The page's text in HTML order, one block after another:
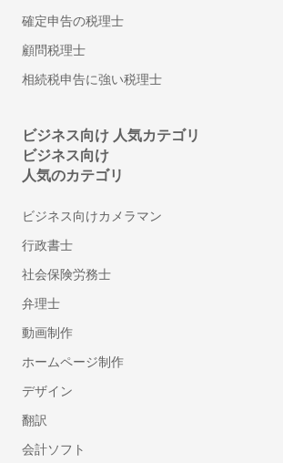
1on1ツール
ストレスチェックシステム
年末調整ソフト
人材派遣管理システム
アルコールチェックアプリ
離職防止・定着率向上ツール
360度評価・多面評価システム
社食サービス
採用代行・採用アウトソーシング(RPO)
人材紹介サービス(中途採用)
顧問紹介サービス
採用コンサルティング
ハラスメント対策サービス
プログラミング研修
確定申告の税理士
顧問税理士
相続税申告に強い税理士
ビジネス向け 人気カテゴリ
ビジネス向け
人気のカテゴリ
ビジネス向けカメラマン
行政書士
社会保険労務士
弁理士
動画制作
ホームページ制作
デザイン
翻訳
会計ソフト